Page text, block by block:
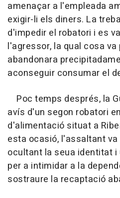
amenaçar a l'empleada
exigir-li els diners. La
d'impedir el robatori i es
l'agressor, la qual cosa
abandonara
aconseguir consumar el
Poc temps després, la
avís d'un segon robatori
d'alimentació situat a
esta ocasió, l'assaltant
ocultant la seua identitat
per a intimidar a la
sostraure la recaptació